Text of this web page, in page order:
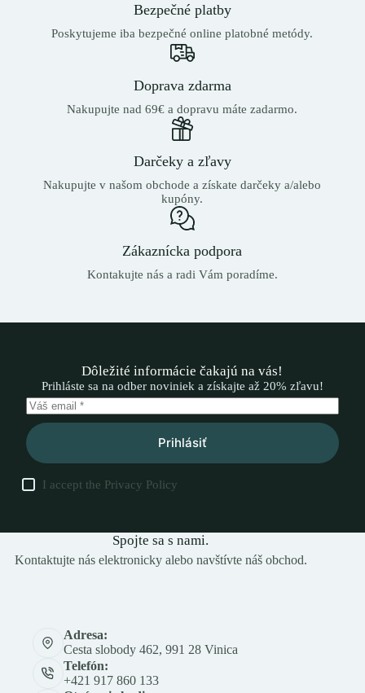
Bezpečné platby
Poskytujeme iba bezpečné online platobné metódy.
Doprava zdarma
Nakupujte nad 69€ a dopravu máte zadarmo.
Darčeky a zľavy
Nakupujte v našom obchode a získate darčeky a/alebo
kupóny.
Zákaznícka podpora
Kontakujte nás a radi Vám poradíme.
Dôležité informácie čakajú na vás!
Prihláste sa na odber noviniek a získajte až 20% zľavu!
Prihlásiť
I accept the Privacy Policy
Spojte sa s nami.
Kontaktujte nás elektronicky alebo navštívte náš obchod.
Adresa:
Cesta slobody 462, 991 28 Vinica
Telefón:
+421 917 860 133